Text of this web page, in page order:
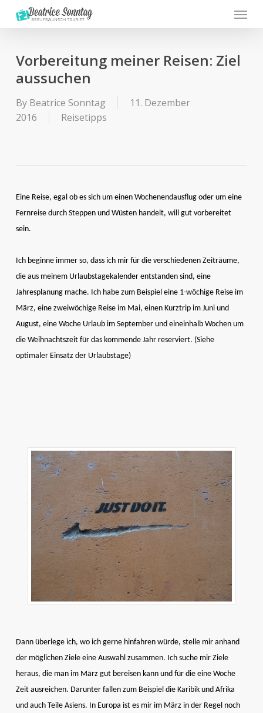
Menu
Vorbereitung meiner Reisen: Ziel
aussuchen
By Beatrice Sonntag
11. Dezember
2016
Reisetipps
Eine Reise, egal ob es sich um einen Wochenendausflug oder um eine
Fernreise durch Steppen und Wüsten handelt, will gut vorbereitet
sein.
Ich beginne immer so, dass ich mir für die verschiedenen Zeiträume,
die aus meinem Urlaubstagekalender entstanden sind, eine
Jahresplanung mache. Ich habe zum Beispiel eine 1-wöchige Reise im
März, eine zweiwöchige Reise im Mai, einen Kurztrip im Juni und
August, eine Woche Urlaub im September und eineinhalb Wochen um
die Weihnachtszeit für das kommende Jahr reserviert. (Siehe
optimaler Einsatz der Urlaubstage)
Dann überlege ich, wo ich gerne hinfahren würde, stelle mir anhand
der möglichen Ziele eine Auswahl zusammen. Ich suche mir Ziele
heraus, die man im März gut bereisen kann und für die eine Woche
Zeit ausreichen. Darunter fallen zum Beispiel die Karibik und Afrika
und auch Teile Asiens. In Europa ist es mir im März in der Regel noch